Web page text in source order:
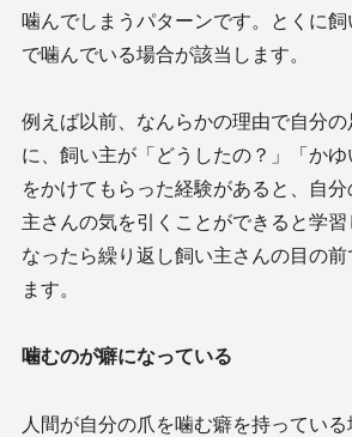
噛んでしまうパターンです。とくに
で噛んでいる場合が該当します。
例えば以前、なんらかの理由で自分
に、飼い主が「どうしたの？」「か
をかけてもらった経験があると、自
主さんの気を引くことができると学習
なったら繰り返し飼い主さんの目の前
ます。
噛むのが癖になっている
人間が自分の爪を噛む癖を持っている